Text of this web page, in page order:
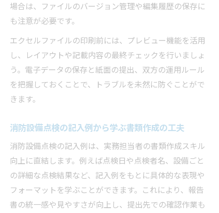
場合は、ファイルのバージョン管理や編集履歴の保存に
も注意が必要です。
エクセルファイルの印刷前には、プレビュー機能を活用
し、レイアウトや記載内容の最終チェックを行いましょ
う。電子データの保存と紙面の提出、双方の運用ルール
を把握しておくことで、トラブルを未然に防ぐことがで
きます。
消防設備点検の記入例から学ぶ書類作成の工夫
消防設備点検の記入例は、実務担当者の書類作成スキル
向上に直結します。例えば点検日や点検者名、設備ごと
の詳細な点検結果など、記入例をもとに具体的な表現や
フォーマットを学ぶことができます。これにより、報告
書の統一感や見やすさが向上し、提出先での確認作業も